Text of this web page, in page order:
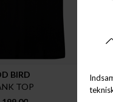
BIRD
TOP